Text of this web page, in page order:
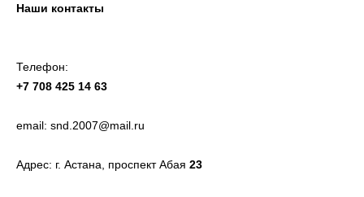
Наши контакты
Телефон:
+7 708 425 14 63
email: snd.2007@mail.ru
Адрес: г. Астана, проспект Абая 23